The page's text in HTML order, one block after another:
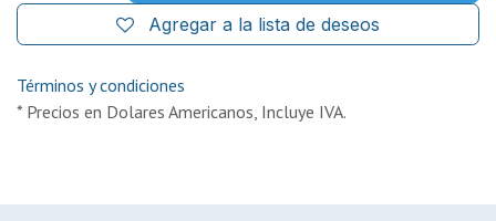
Agregar a la lista de deseos
Términos y condiciones
* Precios en Dolares Americanos, Incluye IVA.